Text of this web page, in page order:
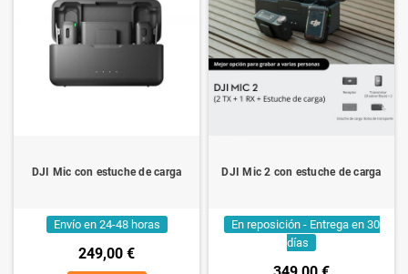
DJI Mic con estuche de carga
Envío en 24-48 horas
249,00 €
DJI Mic 2 con estuche de carga
En reposición - Entrega en 30
días